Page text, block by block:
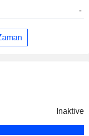
-
Inaktive